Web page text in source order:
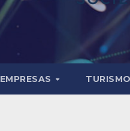
EMPRESAS TURISMO